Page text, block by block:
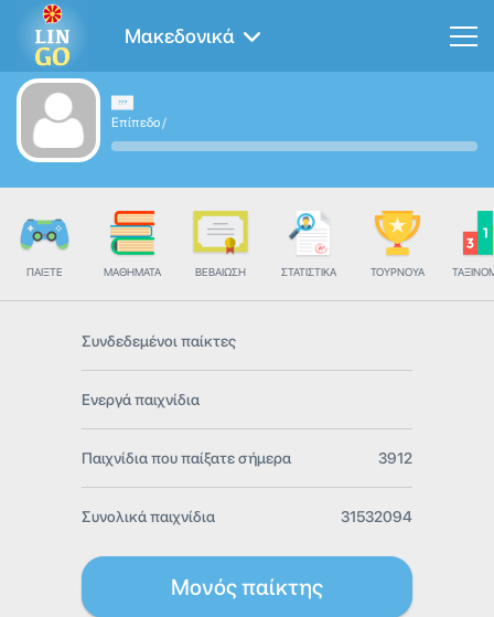
Μακεδονικά
Επίπεδο/
ΠΑΊΞΤΕ ΜΑΘΉΜΑΤΑ ΒΕΒΑΊΩΣΗ ΣΤΑΤΙΣΤΙΚΆ ΤΟΥΡΝΟΥΆ
Συνδεδεμένοι παίκτες
Ενεργά παιχνίδια
Παιχνίδια που παίξατε σήμερα 3912
Συνολικά παιχνίδια 31532094
Μονός παίκτης